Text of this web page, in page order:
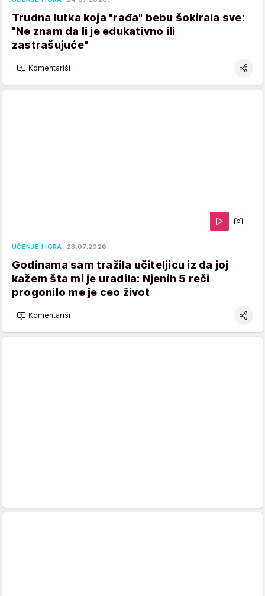
Trudna lutka koja "rađa" bebu šokirala sve:
"Ne znam da li je edukativno ili
zastrašujuće"
Komentariši
UČENJE I IGRA 23.07.2026.
Godinama sam tražila učiteljicu iz da joj
kažem šta mi je uradila: Njenih 5 reči
progonilo me je ceo život
Komentariši